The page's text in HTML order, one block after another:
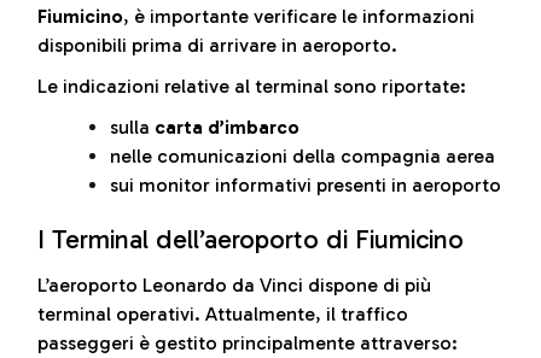
Fiumicino, è importante verificare le informazioni
disponibili prima di arrivare in aeroporto.
Le indicazioni relative al terminal sono riportate:
sulla carta d’imbarco
nelle comunicazioni della compagnia aerea
sui monitor informativi presenti in aeroporto
I Terminal dell’aeroporto di Fiumicino
L’aeroporto Leonardo da Vinci dispone di più
terminal operativi. Attualmente, il traffico
passeggeri è gestito principalmente attraverso: